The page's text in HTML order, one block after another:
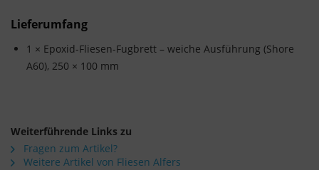
Lieferumfang
1 × Epoxid-Fliesen-Fugbrett – weiche Ausführung (Shore
A60), 250 × 100 mm
Weiterführende Links zu
Fragen zum Artikel?
Weitere Artikel von Fliesen Alfers